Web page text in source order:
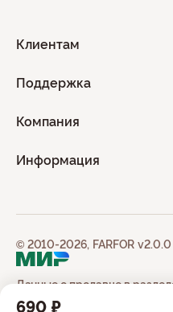
690 ₽
Клиентам
Поддержка
Компания
Информация
Данные о продавце в
© 2010-2026, FARFOR v2.0.0